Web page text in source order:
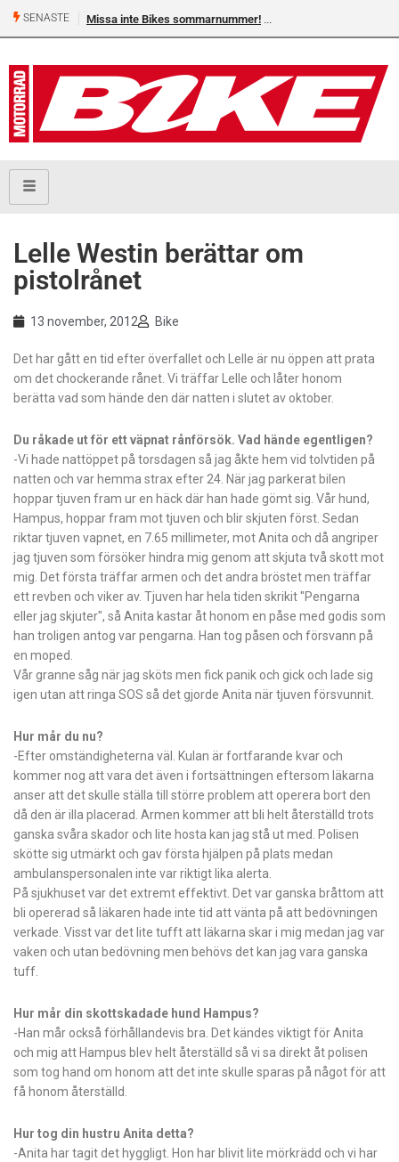
SENASTE Missa inte Bikes sommarnummer!
Lelle Westin berättar om
pistolrånet
13 november, 2012 Bike
Det har gått en tid efter överfallet och Lelle är nu öppen att prata
om det chockerande rånet. Vi träffar Lelle och låter honom
berätta vad som hände den där natten i slutet av oktober.
Du råkade ut för ett väpnat rånförsök. Vad hände egentligen?
-Vi hade nattöppet på torsdagen så jag åkte hem vid tolvtiden på
natten och var hemma strax efter 24. När jag parkerat bilen
hoppar tjuven fram ur en häck där han hade gömt sig. Vår hund,
Hampus, hoppar fram mot tjuven och blir skjuten först. Sedan
riktar tjuven vapnet, en 7.65 millimeter, mot Anita och då angriper
jag tjuven som försöker hindra mig genom att skjuta två skott mot
mig. Det första träffar armen och det andra bröstet men träffar
ett revben och viker av. Tjuven har hela tiden skrikit "Pengarna
eller jag skjuter", så Anita kastar åt honom en påse med godis som
han troligen antog var pengarna. Han tog påsen och försvann på
en moped.
Vår granne såg när jag sköts men fick panik och gick och lade sig
igen utan att ringa SOS så det gjorde Anita när tjuven försvunnit.
Hur mår du nu?
-Efter omständigheterna väl. Kulan är fortfarande kvar och
kommer nog att vara det även i fortsättningen eftersom läkarna
anser att det skulle ställa till större problem att operera bort den
då den är illa placerad. Armen kommer att bli helt återställd trots
ganska svåra skador och lite hosta kan jag stå ut med. Polisen
skötte sig utmärkt och gav första hjälpen på plats medan
ambulanspersonalen inte var riktigt lika alerta.
På sjukhuset var det extremt effektivt. Det var ganska bråttom att
bli opererad så läkaren hade inte tid att vänta på att bedövningen
verkade. Visst var det lite tufft att läkarna skar i mig medan jag var
vaken och utan bedövning men behövs det kan jag vara ganska
tuff.
Hur mår din skottskadade hund Hampus?
-Han mår också förhållandevis bra. Det kändes viktigt för Anita
och mig att Hampus blev helt återställd så vi sa direkt åt polisen
som tog hand om honom att det inte skulle sparas på något för att
få honom återställd.
Hur tog din hustru Anita detta?
-Anita har tagit det hyggligt. Hon har blivit lite mörkrädd och vi har